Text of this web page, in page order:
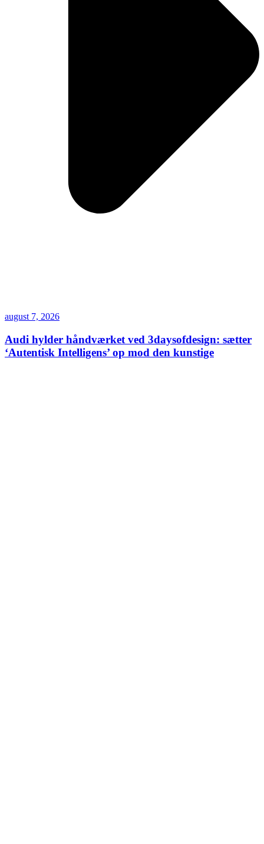
august 7, 2026
Audi hylder håndværket ved 3daysofdesign: sætter
‘Autentisk Intelligens’ op mod den kunstige